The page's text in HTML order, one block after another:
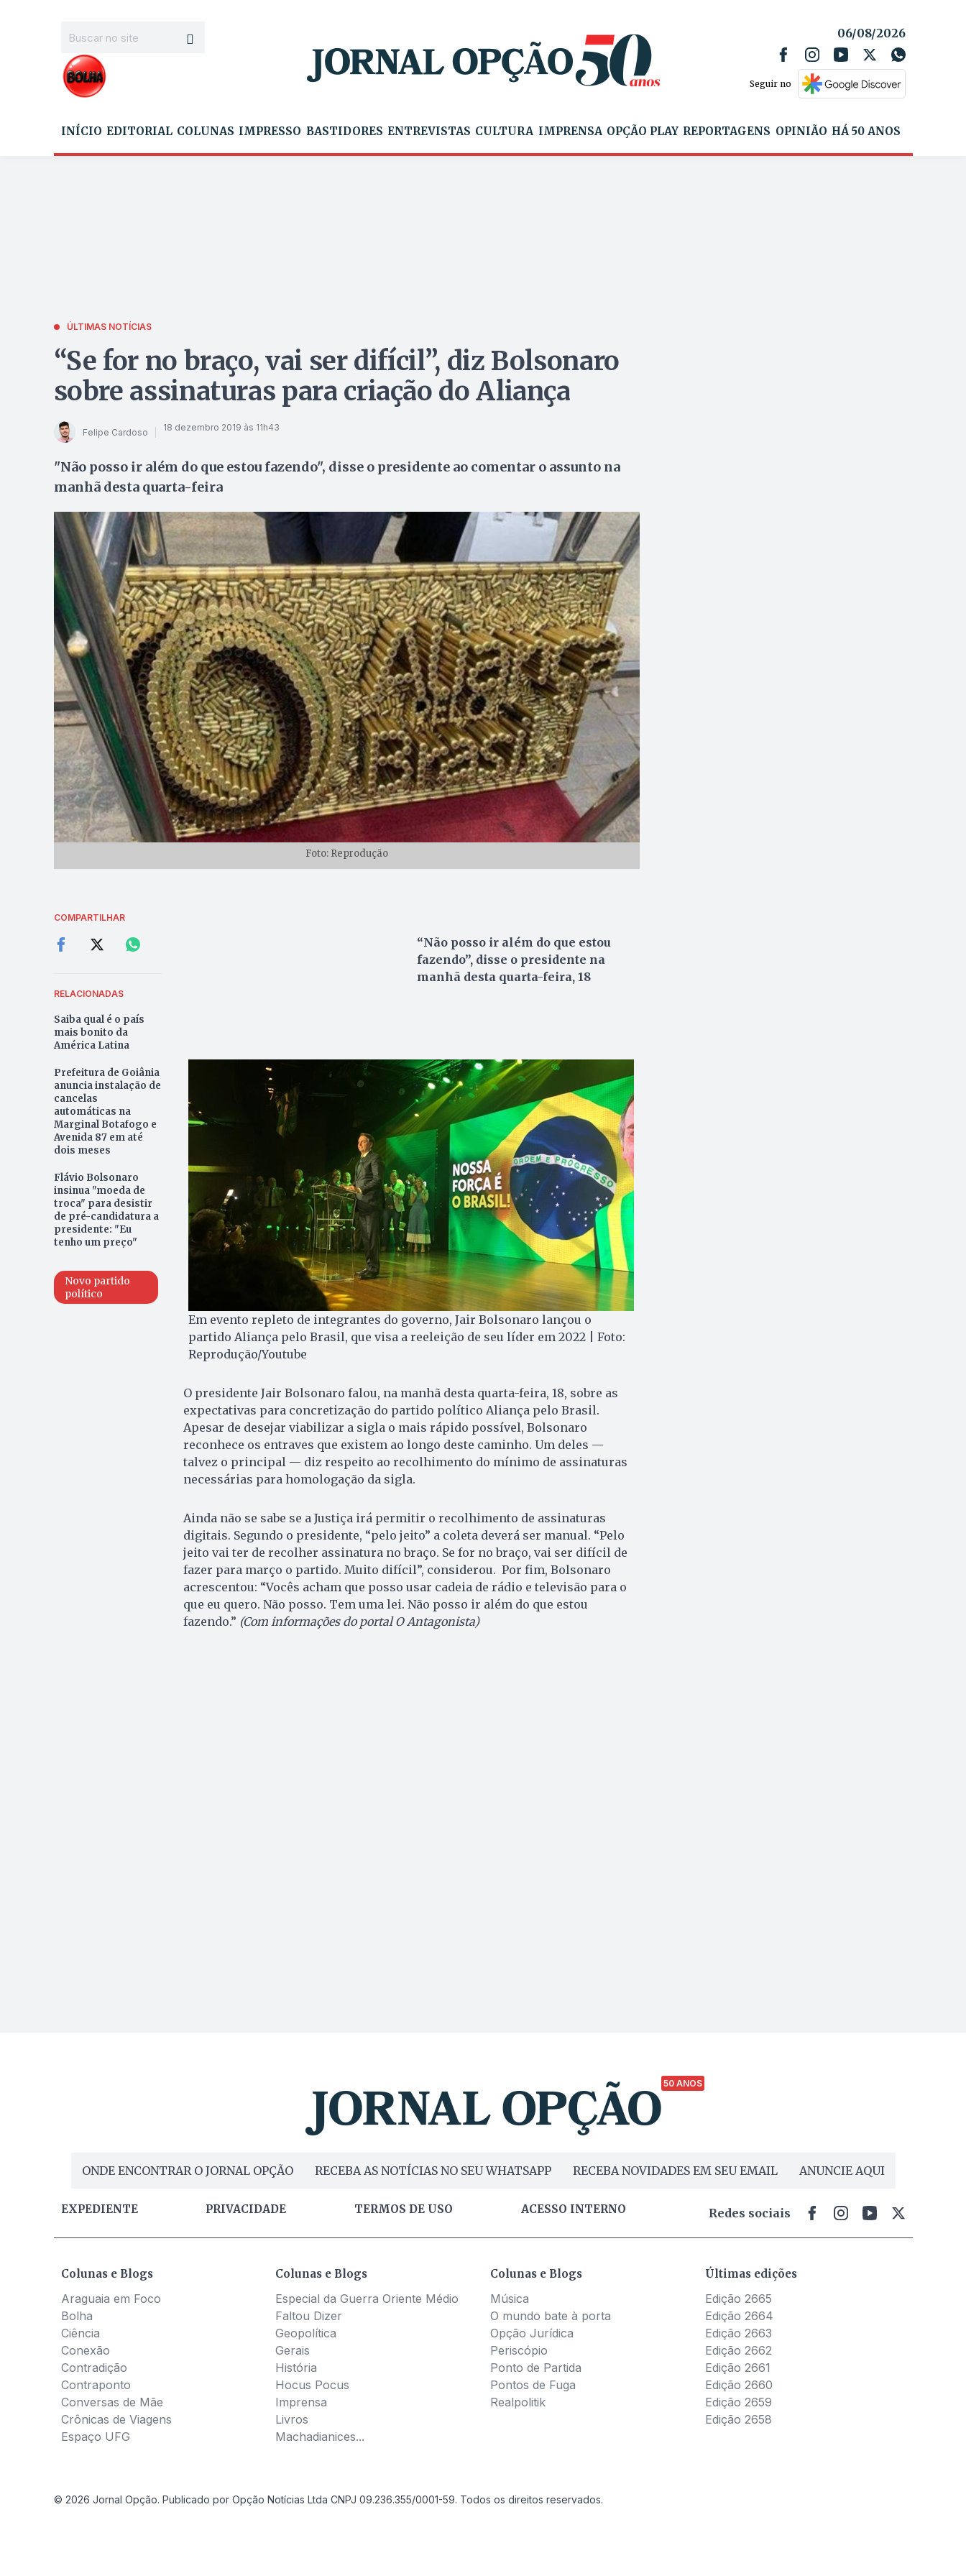
06/08/2026
Seguir no
INÍCIO EDITORIAL COLUNAS IMPRESSO BASTIDORES ENTREVISTAS CULTURA IMPRENSA OPÇÃO PLAY REPORTAGENS OPINIÃO HÁ 50 ANOS
ÚLTIMAS NOTÍCIAS
“Se for no braço, vai ser difícil”, diz Bolsonaro
sobre assinaturas para criação do Aliança
Felipe Cardoso 18 dezembro 2019 às 11h43
"Não posso ir além do que estou fazendo", disse o presidente ao comentar o assunto na
manhã desta quarta-feira
Foto: Reprodução
COMPARTILHAR
RELACIONADAS
Saiba qual é o país
mais bonito da
América Latina
Prefeitura de Goiânia
anuncia instalação de
cancelas
automáticas na
Marginal Botafogo e
Avenida 87 em até
dois meses
Flávio Bolsonaro
insinua "moeda de
troca" para desistir
de pré-candidatura a
presidente: "Eu
tenho um preço"
Novo partido
político
“Não posso ir além do que estou
fazendo”, disse o presidente na
manhã desta quarta-feira, 18
Em evento repleto de integrantes do governo, Jair Bolsonaro lançou o
partido Aliança pelo Brasil, que visa a reeleição de seu líder em 2022 | Foto:
Reprodução/Youtube
O presidente Jair Bolsonaro falou, na manhã desta quarta-feira, 18, sobre as
expectativas para concretização do partido político Aliança pelo Brasil.
Apesar de desejar viabilizar a sigla o mais rápido possível, Bolsonaro
reconhece os entraves que existem ao longo deste caminho. Um deles —
talvez o principal — diz respeito ao recolhimento do mínimo de assinaturas
necessárias para homologação da sigla.
Ainda não se sabe se a Justiça irá permitir o recolhimento de assinaturas
digitais. Segundo o presidente, “pelo jeito” a coleta deverá ser manual. “Pelo
jeito vai ter de recolher assinatura no braço. Se for no braço, vai ser difícil de
fazer para março o partido. Muito difícil”, considerou. Por fim, Bolsonaro
acrescentou: “Vocês acham que posso usar cadeia de rádio e televisão para o
que eu quero. Não posso. Tem uma lei. Não posso ir além do que estou
fazendo.” (Com informações do portal O Antagonista)
50 ANOS
ONDE ENCONTRAR O JORNAL OPÇÃO RECEBA AS NOTÍCIAS NO SEU WHATSAPP RECEBA NOVIDADES EM SEU EMAIL ANUNCIE AQUI
EXPEDIENTE PRIVACIDADE TERMOS DE USO ACESSO INTERNO Redes sociais
Colunas e Blogs
Araguaia em Foco
Bolha
Ciência
Conexão
Contradição
Contraponto
Conversas de Mãe
Crônicas de Viagens
Espaço UFG
Colunas e Blogs
Especial da Guerra Oriente Médio
Faltou Dizer
Geopolítica
Gerais
História
Hocus Pocus
Imprensa
Livros
Machadianices...
Colunas e Blogs
Música
O mundo bate à porta
Opção Jurídica
Periscópio
Ponto de Partida
Pontos de Fuga
Realpolitik
Últimas edições
Edição 2665
Edição 2664
Edição 2663
Edição 2662
Edição 2661
Edição 2660
Edição 2659
Edição 2658
© 2026 Jornal Opção. Publicado por Opção Notícias Ltda CNPJ 09.236.355/0001-59. Todos os direitos reservados.